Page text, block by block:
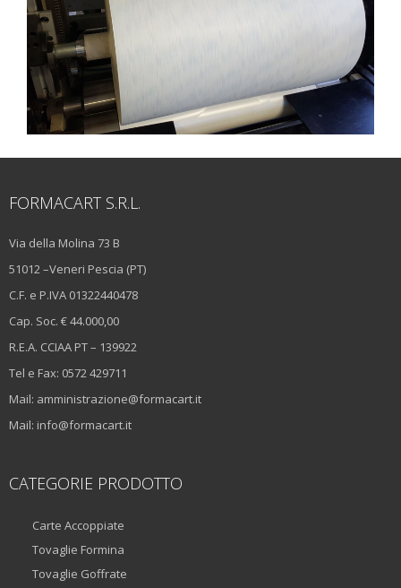
FORMACART S.R.L.
Via della Molina 73 B
51012 –Veneri Pescia (PT)
C.F. e P.IVA 01322440478
Cap. Soc. € 44.000,00
R.E.A. CCIAA PT – 139922
Tel e Fax: 0572 429711
Mail: amministrazione@formacart.it
Mail: info@formacart.it
CATEGORIE PRODOTTO
Carte Accoppiate
Tovaglie Formina
Tovaglie Goffrate